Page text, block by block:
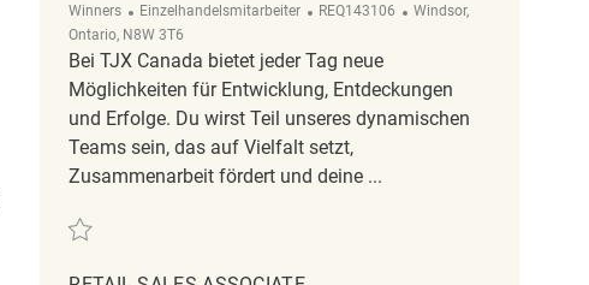
Winners Kategorie
Einzelhandelsmitarbeiter ReqId
REQ143106 Ort
Windsor,
Ontario, N8W 3T6
Bei TJX Canada bietet jeder Tag neue
Möglichkeiten für Entwicklung, Entdeckungen
und Erfolge. Du wirst Teil unseres dynamischen
Teams sein, das auf Vielfalt setzt,
Zusammenarbeit fördert und deine ...
Retten Retail Store Associate Part Time Winners – Walker square